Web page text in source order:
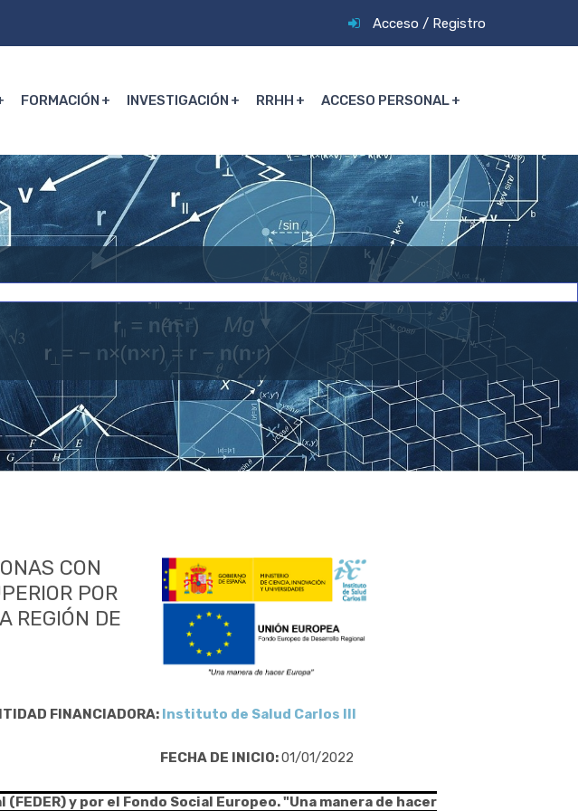
Acceso / Registro
FORMACIÓN INVESTIGACIÓN RRHH ACCESO PERSONAL
CON
POR
REGIÓN DE
FINANCIADORA: Instituto de Salud Carlos III
FECHA DE INICIO:01/01/2022
y por el Fondo Social Europeo. "Una manera de hacer